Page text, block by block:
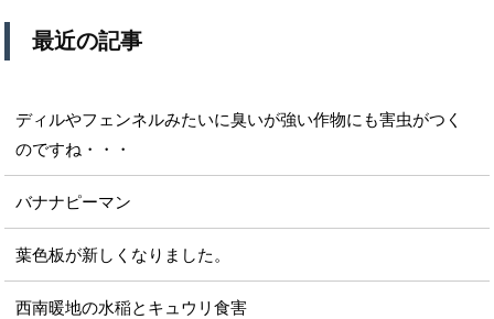
最近の記事
ディルやフェンネルみたいに臭いが強い作物にも害虫がつく
のですね・・・
バナナピーマン
葉色板が新しくなりました。
西南暖地の水稲とキュウリ食害